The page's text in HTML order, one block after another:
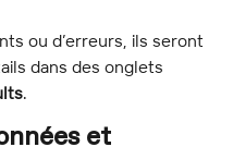
ou d’erreurs, ils seront
dans des onglets
.
et